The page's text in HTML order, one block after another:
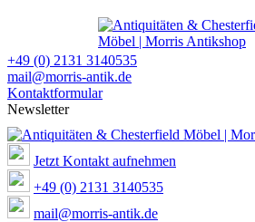
+49 (0) 2131 3140535
mail@morris-antik.de
Kontaktformular
Newsletter
Jetzt Kontakt aufnehmen
+49 (0) 2131 3140535
mail@morris-antik.de